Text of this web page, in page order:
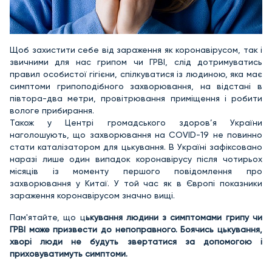
Щоб захистити себе від зараження як коронавірусом, так і
звичними для нас грипом чи ГРВІ, слід дотримуватись
правил особистої гігієни, спілкуватися із людиною, яка має
симптоми грипоподібного захворювання, на відстані в
півтора-два метри, провітрювання приміщення і робити
вологе прибирання.
Також у Центрі громадського здоров’я України
наголошують, що захворювання на COVID-19 не повинно
стати каталізатором для цькування. В Україні зафіксовано
наразі лише один випадок коронавірусу після чотирьох
місяців із моменту першого повідомлення про
захворювання у Китаї. У той час як в Європі показники
зараження коронавірусом значно вищі.
Пам'ятайте, що цькування людини з симптомами грипу чи
ГРВІ може призвести до непоправного. Боячись цькування,
хворі люди не будуть звертатися за допомогою і
приховуватимуть симптоми.